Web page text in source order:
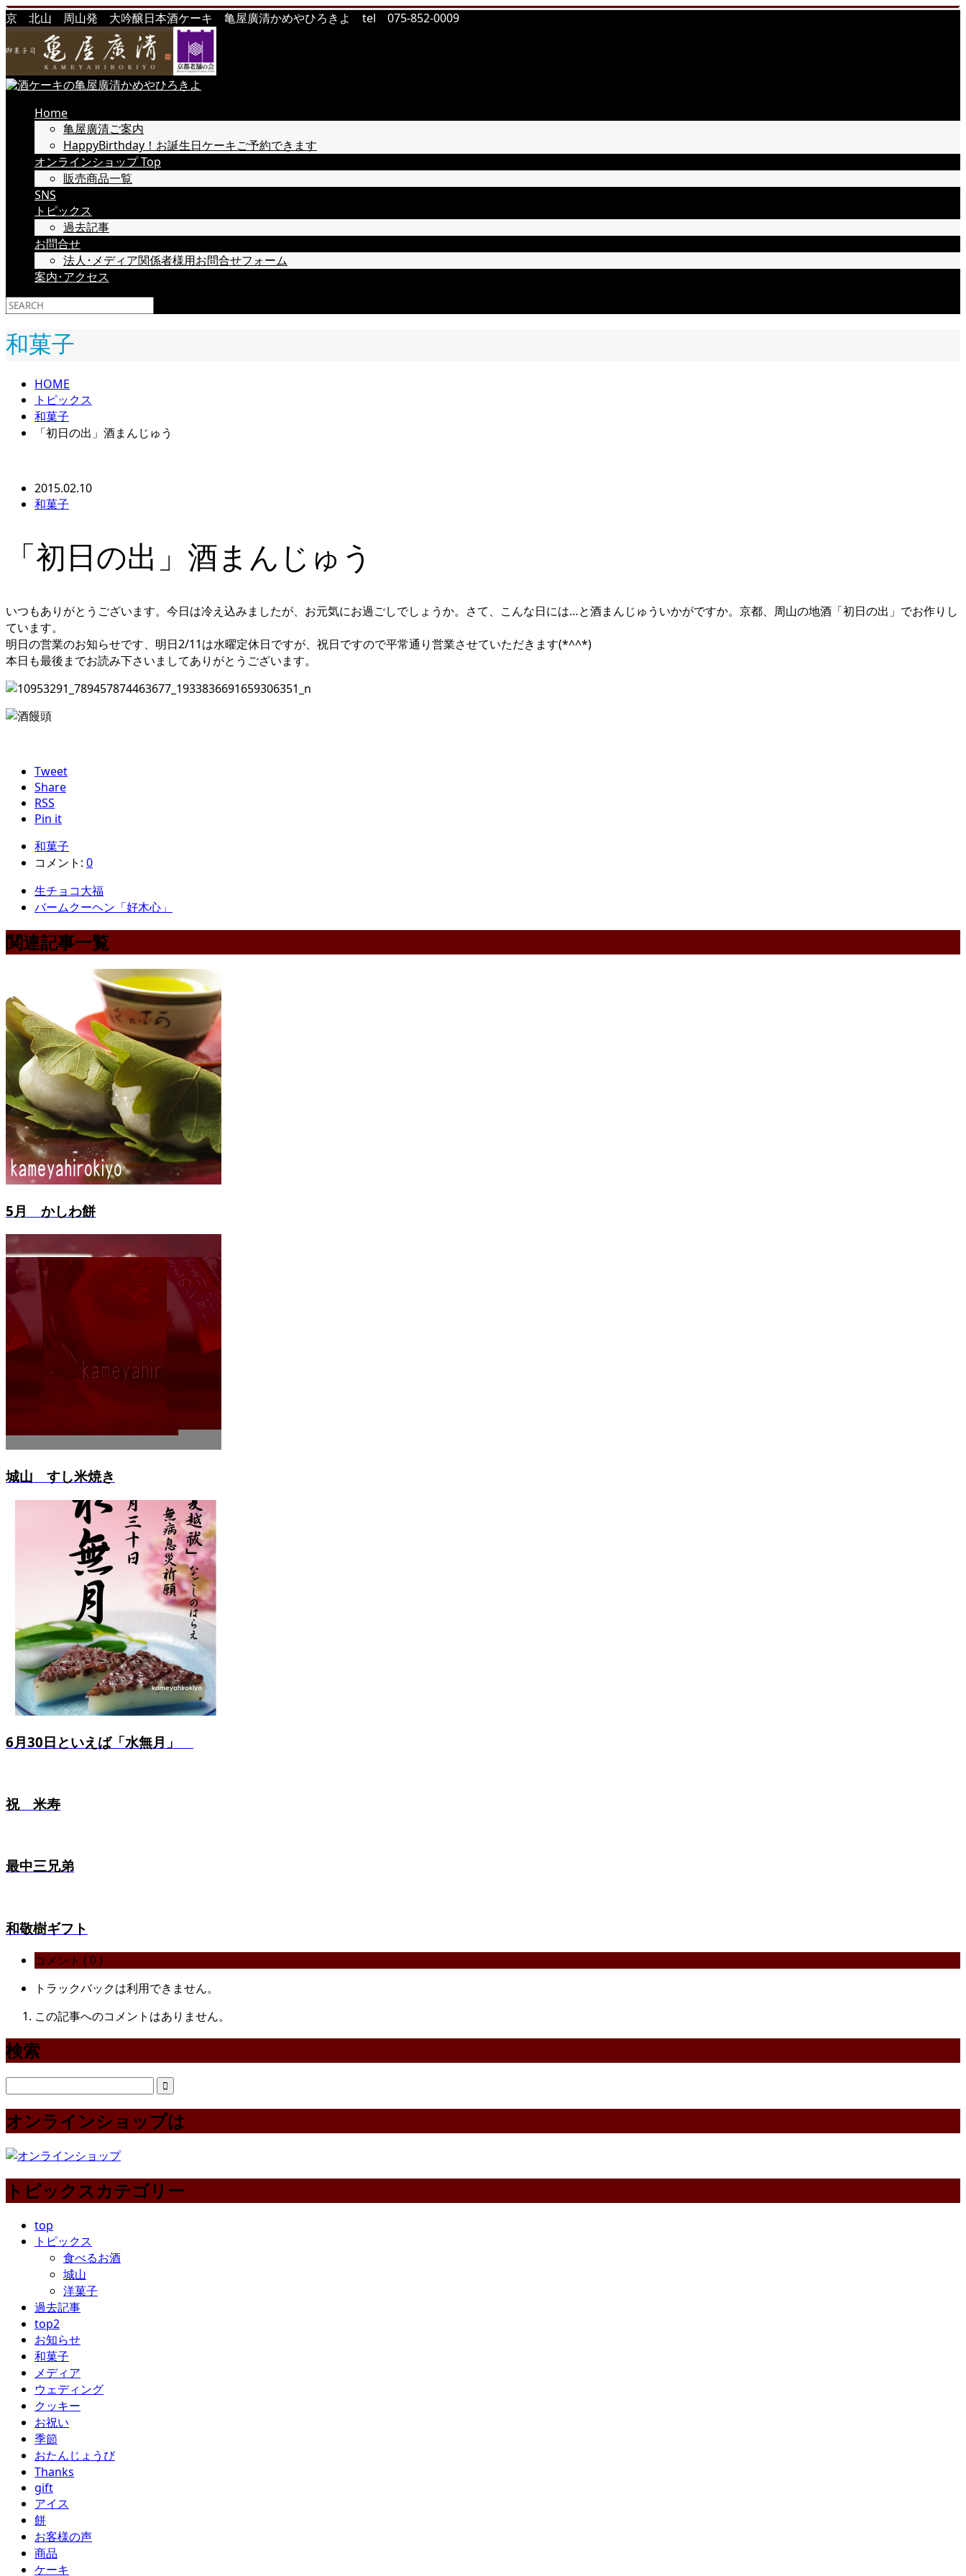
京 北山 周山発 大吟醸日本酒ケーキ 亀屋廣清かめやひろきよ tel 075-852-0009
Home
亀屋廣清ご案内
HappyBirthday！お誕生日ケーキご予約できます
オンラインショップ Top
販売商品一覧
SNS
トピックス
過去記事
お問合せ
法人･メディア関係者様用お問合せフォーム
案内･アクセス
和菓子
HOME
トピックス
和菓子
「初日の出」酒まんじゅう
2015.02.10
和菓子
「初日の出」酒まんじゅう
いつもありがとうございます。今日は冷え込みましたが、お元気にお過ごしでしょうか。さて、こんな日には…と酒まんじゅういかがですか。京都、周山の地酒「初日の出」でお作りし
ています。
明日の営業のお知らせです、明日2/11は水曜定休日ですが、祝日ですので平常通り営業させていただきます(*^^*)
本日も最後までお読み下さいましてありがとうございます。
Tweet
Share
RSS
Pin it
和菓子
コメント: 0
生チョコ大福
バームクーヘン「好木心」
関連記事一覧
5月 かしわ餅
城山 すし米焼き
6月30日といえば「水無月」
祝 米寿
最中三兄弟
和敬樹ギフト
コメント ( 0 )
トラックバックは利用できません。
この記事へのコメントはありません。
検索
オンラインショップは
トピックスカテゴリー
top
トピックス
食べるお酒
城山
洋菓子
過去記事
top2
お知らせ
和菓子
メディア
ウェディング
クッキー
お祝い
季節
おたんじょうび
Thanks
gift
アイス
餅
お客様の声
商品
ケーキ